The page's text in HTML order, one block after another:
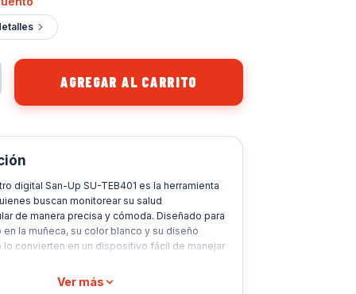
digital San-Up SU-TEB401 es la herramienta
buscan monitorear su salud
de manera precisa y cómoda. Diseñado para
en la muñeca, su color blanco y su diseño
lo convierten en un dispositivo fácil de manejar
un seguimiento personalizado de las
Ver más